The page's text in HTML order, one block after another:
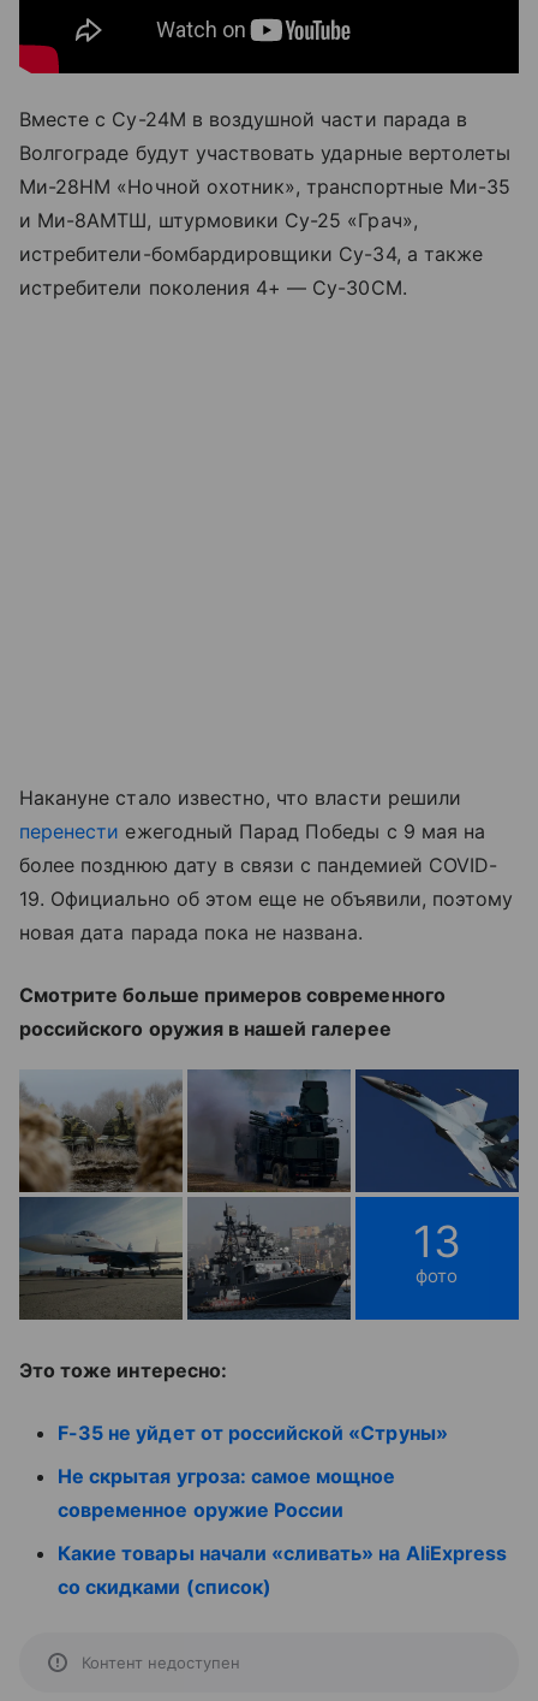
Вместе с Су-24М в воздушной части парада в
Волгограде будут участвовать ударные вертолеты
Ми-28НМ «Ночной охотник», транспортные Ми-35
и Ми-8АМТШ, штурмовики Су-25 «Грач»,
истребители-бомбардировщики Су-34, а также
истребители поколения 4+ — Су-30СМ.
Накануне стало известно, что власти решили
перенести ежегодный Парад Победы с 9 мая на
более позднюю дату в связи с пандемией COVID-
19. Официально об этом еще не объявили, поэтому
новая дата парада пока не названа.
Смотрите больше примеров современного
российского оружия в нашей галерее
13
фото
Это тоже интересно:
F-35 не уйдет от российской «Струны»
Не скрытая угроза: самое мощное
современное оружие России
Какие товары начали «сливать» на AliExpress
со скидками (список)
Контент недоступен